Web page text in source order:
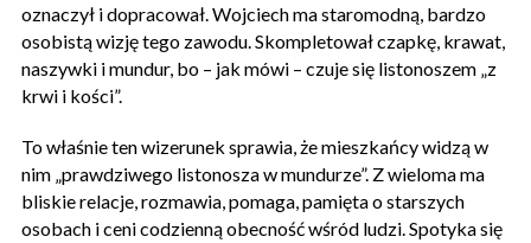
oznaczył i dopracował. Wojciech ma staromodną, bardzo
osobistą wizję tego zawodu. Skompletował czapkę, krawat,
naszywki i mundur, bo – jak mówi – czuje się listonoszem „z
krwi i kości”.
To właśnie ten wizerunek sprawia, że mieszkańcy widzą w
nim „prawdziwego listonosza w mundurze”. Z wieloma ma
bliskie relacje, rozmawia, pomaga, pamięta o starszych
osobach i ceni codzienną obecność wśród ludzi. Spotyka się